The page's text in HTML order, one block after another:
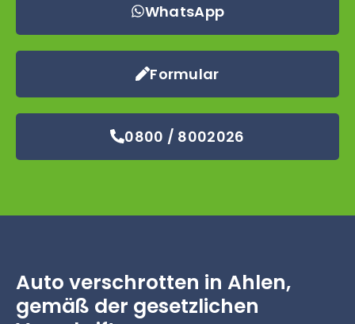
WhatsApp
Formular
0800 / 8002026
Auto verschrotten in Ahlen,
gemäß der gesetzlichen